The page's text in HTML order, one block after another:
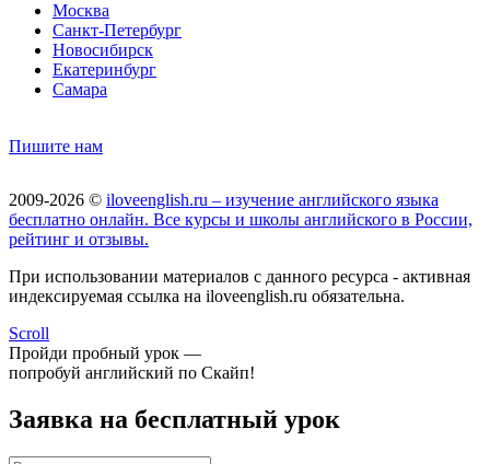
Москва
Санкт-Петербург
Новосибирск
Екатеринбург
Самара
Пишите нам
2009-2026 © iloveenglish.ru – изучение английского языка
бесплатно онлайн. Все курсы и школы английского в России,
рейтинг и отзывы.
При использовании материалов с данного ресурса - активная
индексируемая ссылка на iloveenglish.ru обязательна.
Scroll
Пройди пробный урок —
попробуй английский по Скайп!
Заявка на бесплатный урок